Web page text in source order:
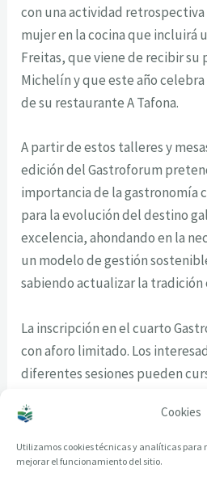
Cookies
Utilizamos cookies técnicas y analíticas para
mejorar el funcionamiento del sitio.
con una actividad
mujer en la cocina que incluirá
Freitas, que viene de recibir su
Michelín y que este año
de su restaurante A Tafona.
A partir de estos talleres y
edición del Gastroforum
importancia de la gastronomía
para la evolución del destino
excelencia, ahondando en la
un modelo de gestión
sabiendo actualizar la tradición
La inscripción en el cuarto
con aforo limitado. Los
diferentes sesiones pueden
Galicia
en el siguiente enlace.